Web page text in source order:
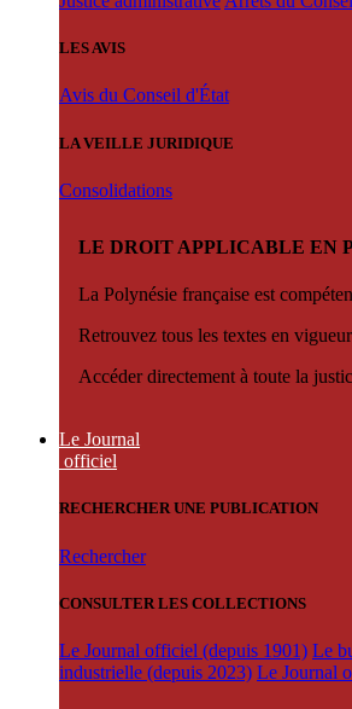
LES AVIS
Avis du Conseil d'État
LA VEILLE JURIDIQUE
Consolidations
LE DROIT APPLICABLE EN
La Polynésie française est
Retrouvez tous les textes en
Accéder directement à toute la
Le Journal
officiel
RECHERCHER UNE PUBLICATION
Rechercher
CONSULTER LES COLLECTIONS
Le Journal officiel (depuis 1901) Le
industrielle (depuis 2023) Le Journal